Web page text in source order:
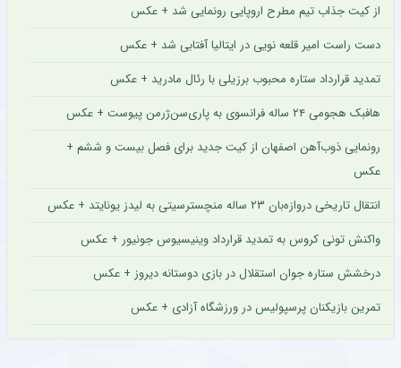
از کیت جذاب تیم مطرح اروپایی رونمایی شد + عکس
دست راست امیر قلعه نویی در ایتالیا آفتابی شد + عکس
تمدید قرارداد ستاره محبوب برزیلی با رئال مادرید + عکس
هافبک هجومی ۲۴ ساله فرانسوی به پاری‌سن‌ژرمن پیوست + عکس
رونمایی ذوب‌آهن اصفهان از کیت جدید برای فصل بیست و ششم +
عکس
انتقال تاریخی دروازه‌بان ۲۳ ساله منچسترسیتی به لیدز یونایتد + عکس
واکنش تونی کروس به تمدید قرارداد وینیسیوس جونیور + عکس
درخشش ستاره جوان استقلال در بازی دوستانه دیروز + عکس
تمرین بازیکنان پرسپولیس در ورزشگاه آزادی + عکس